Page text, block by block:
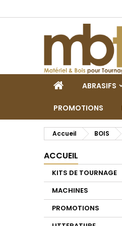
ACCUEILABRASIFS
PROMOTIONS
Accueil BOIS
ACCUEIL
KITS DE TOURNAGE
MACHINES
PROMOTIONS